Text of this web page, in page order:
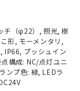
チ（φ22）, 照光, 樹
形, モーメンタリ,
IP66, プッシュイン
構成: NC/点灯ユニ
ンプ色: 緑, LEDラ